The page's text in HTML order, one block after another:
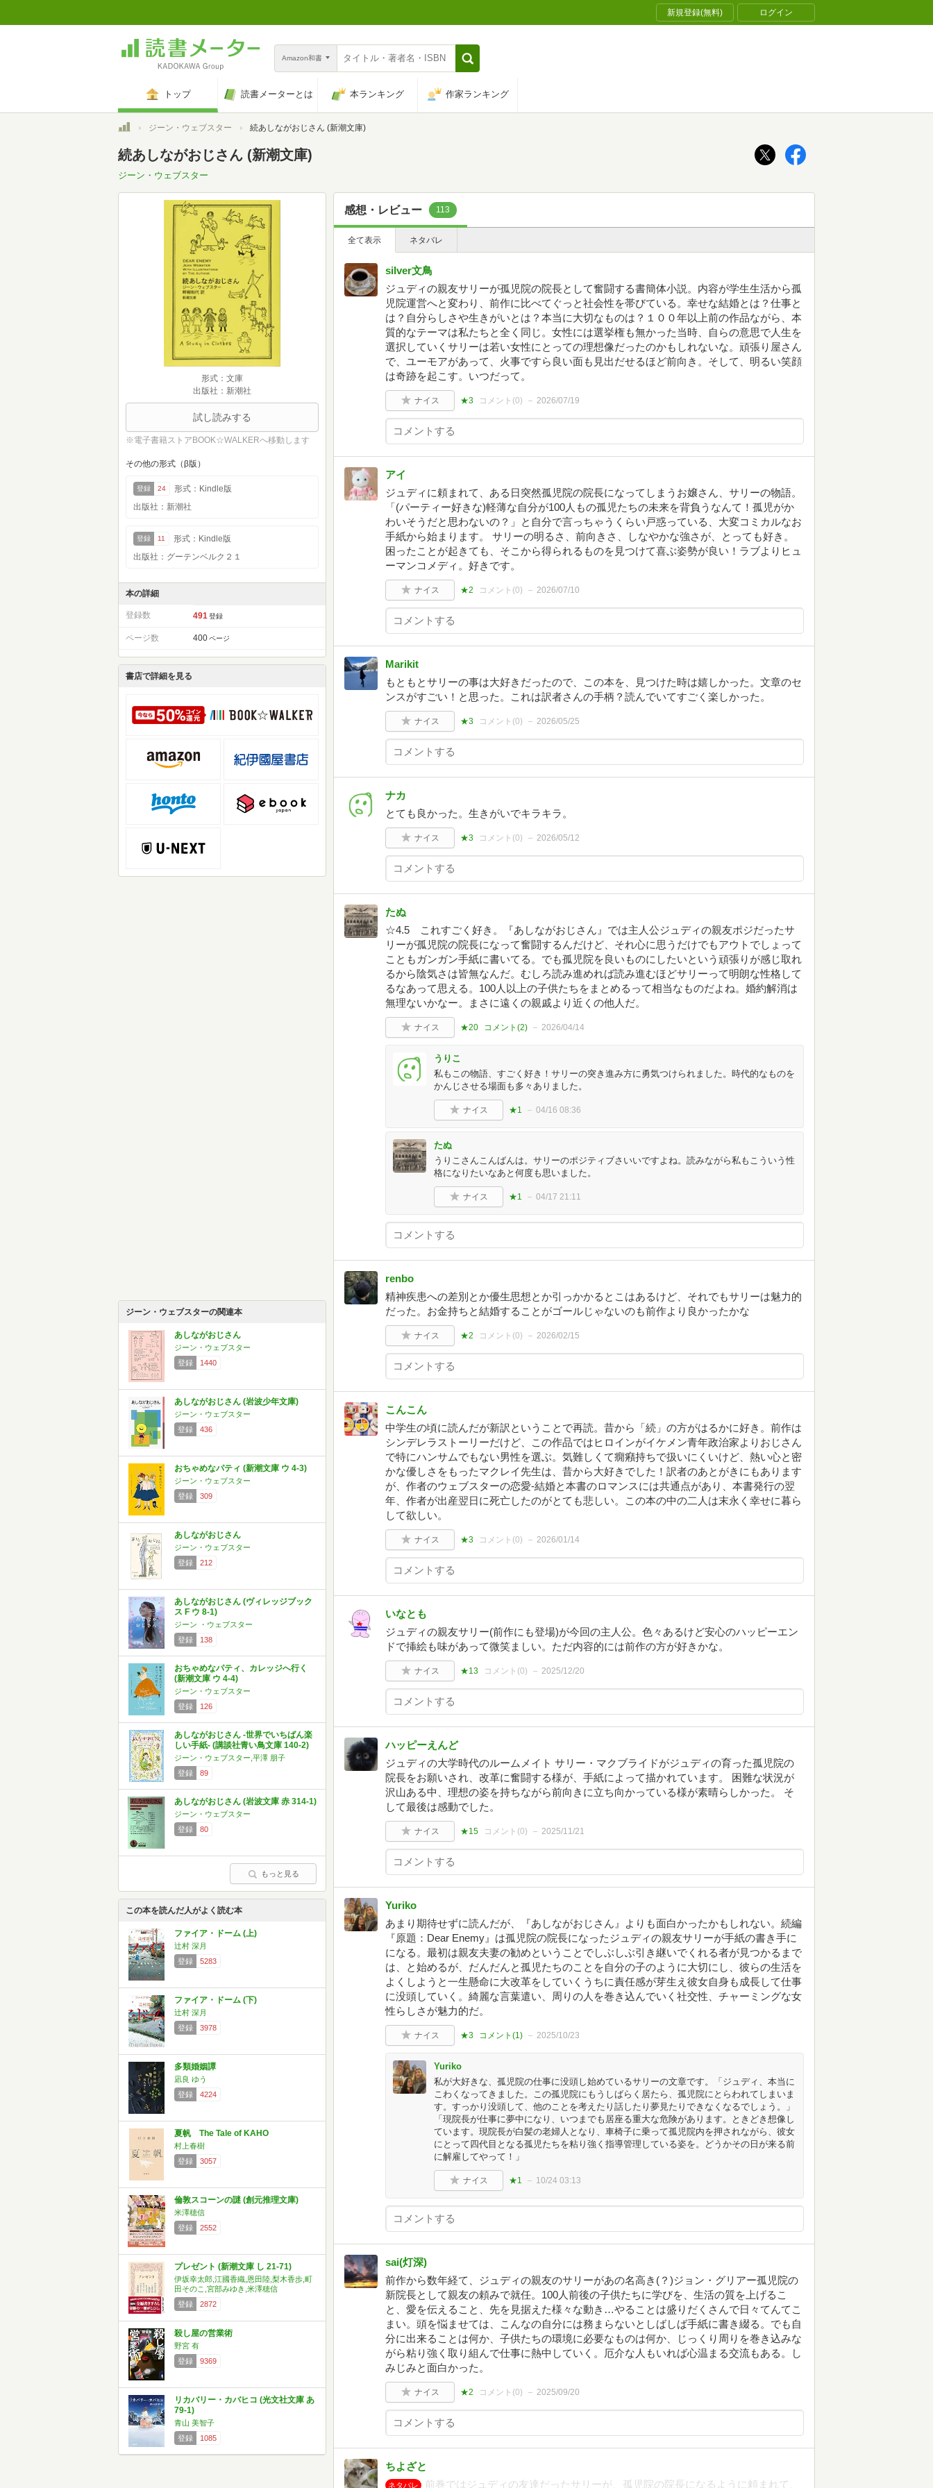
新規登録(無料) ログイン
Amazon和書
トップ 読書メーターとは 本ランキング 作家ランキング
トップジーン・ウェブスター 続あしながおじさん (新潮文庫)
続あしながおじさん (新潮文庫)
ジーン・ウェブスター
形式：文庫
出版社：新潮社
試し読みする
※電子書籍ストアBOOK☆WALKERへ移動します
その他の形式（β版）
登録 24
形式：Kindle版
出版社：新潮社
登録 11
形式：Kindle版
出版社：グーテンベルク２１
本の詳細
登録数 491 登録
ページ数 400 ページ
書店で詳細を見る
ジーン・ウェブスターの関連本
あしながおじさん
ジーン・ウェブスター
登録
1440
あしながおじさん (岩波少年文庫)
ジーン・ウェブスター
登録
436
おちゃめなパティ (新潮文庫 ウ 4-3)
ジーン・ウェブスター
登録
309
あしながおじさん
ジーン・ウェブスター
登録
212
あしながおじさん (ヴィレッジブック
ス F ウ 8-1)
ジーン ・ウェブスター
登録
138
おちゃめなパティ、カレッジへ行く
(新潮文庫 ウ 4-4)
ジーン・ウェブスター
登録
126
あしながおじさん -世界でいちばん楽
しい手紙- (講談社青い鳥文庫 140-2)
ジーン・ウェブスター,平澤 朋子
登録
89
あしながおじさん (岩波文庫 赤 314-1)
ジーン・ウェブスター
登録
80
もっと見る
この本を読んだ人がよく読む本
ファイア・ドーム (上)
辻村 深月
登録
5283
ファイア・ドーム (下)
辻村 深月
登録
3978
多類婚姻譚
凪良 ゆう
登録
4224
夏帆 The Tale of KAHO
村上春樹
登録
3057
倫敦スコーンの謎 (創元推理文庫)
米澤穂信
登録
2552
プレゼント (新潮文庫 し 21-71)
伊坂幸太郎,江國香織,恩田陸,梨木香歩,町
田そのこ,宮部みゆき,米澤穂信
登録
2872
殺し屋の営業術
野宮 有
登録
9369
リカバリー・カバヒコ (光文社文庫 あ
79-1)
青山 美智子
登録
1085
感想・レビュー 113
全て表示 ネタバレ
silver文鳥
ジュディの親友サリーが孤児院の院長として奮闘する書簡体小説。内容が学生生活から孤
児院運営へと変わり、前作に比べてぐっと社会性を帯びている。幸せな結婚とは？仕事と
は？自分らしさや生きがいとは？本当に大切なものは？１００年以上前の作品ながら、本
質的なテーマは私たちと全く同じ。女性には選挙権も無かった当時、自らの意思で人生を
選択していくサリーは若い女性にとっての理想像だったのかもしれないな。頑張り屋さん
で、ユーモアがあって、火事ですら良い面も見出だせるほど前向き。そして、明るい笑顔
は奇跡を起こす。いつだって。
ナイス ★3 コメント(0) 2026/07/19
アイ
ジュディに頼まれて、ある日突然孤児院の院長になってしまうお嬢さん、サリーの物語。
「(パーティー好きな)軽薄な自分が100人もの孤児たちの未来を背負うなんて！孤児がか
わいそうだと思わないの？」と自分で言っちゃうくらい戸惑っている、大変コミカルなお
手紙から始まります。 サリーの明るさ、前向きさ、しなやかな強さが、とっても好き。
困ったことが起きても、そこから得られるものを見つけて喜ぶ姿勢が良い！ラブよりヒュ
ーマンコメディ。好きです。
ナイス ★2 コメント(0) 2026/07/10
Marikit
もともとサリーの事は大好きだったので、この本を、見つけた時は嬉しかった。文章のセ
ンスがすごい！と思った。これは訳者さんの手柄？読んでいてすごく楽しかった。
ナイス ★3 コメント(0) 2026/05/25
ナカ
とても良かった。生きがいでキラキラ。
ナイス ★3 コメント(0) 2026/05/12
たぬ
☆4.5 これすごく好き。『あしながおじさん』では主人公ジュディの親友ポジだったサ
リーが孤児院の院長になって奮闘するんだけど、それ心に思うだけでもアウトでしょって
こともガンガン手紙に書いてる。でも孤児院を良いものにしたいという頑張りが感じ取れ
るから陰気さは皆無なんだ。むしろ読み進めれば読み進むほどサリーって明朗な性格して
るなあって思える。100人以上の子供たちをまとめるって相当なものだよね。婚約解消は
無理ないかなー。まさに遠くの親戚より近くの他人だ。
ナイス ★20 コメント(2) 2026/04/14
うりこ
私もこの物語、すごく好き！サリーの突き進み方に勇気つけられました。時代的なものを
かんじさせる場面も多々ありました。
ナイス ★1 04/16 08:36
たぬ
うりこさんこんばんは。サリーのポジティブさいいですよね。読みながら私もこういう性
格になりたいなあと何度も思いました。
ナイス ★1 04/17 21:11
renbo
精神疾患への差別とか優生思想とか引っかかるとこはあるけど、それでもサリーは魅力的
だった。お金持ちと結婚することがゴールじゃないのも前作より良かったかな
ナイス ★2 コメント(0) 2026/02/15
こんこん
中学生の頃に読んだが新訳ということで再読。昔から「続」の方がはるかに好き。前作は
シンデレラストーリーだけど、この作品ではヒロインがイケメン青年政治家よりおじさん
で特にハンサムでもない男性を選ぶ。気難しくて癇癪持ちで扱いにくいけど、熱い心と密
かな優しさをもったマクレイ先生は、昔から大好きでした！訳者のあとがきにもあります
が、作者のウェブスターの恋愛-結婚と本書のロマンスには共通点があり、本書発行の翌
年、作者が出産翌日に死亡したのがとても悲しい。この本の中の二人は末永く幸せに暮ら
して欲しい。
ナイス ★3 コメント(0) 2026/01/14
いなとも
ジュディの親友サリー(前作にも登場)が今回の主人公。色々あるけど安心のハッピーエン
ドで挿絵も味があって微笑ましい。ただ内容的には前作の方が好きかな。
ナイス ★13 コメント(0) 2025/12/20
ハッピーえんど
ジュディの大学時代のルームメイト サリー・マクブライドがジュディの育った孤児院の
院長をお願いされ、改革に奮闘する様が、手紙によって描かれています。 困難な状況が
沢山ある中、理想の姿を持ちながら前向きに立ち向かっている様が素晴らしかった。 そ
して最後は感動でした。
ナイス ★15 コメント(0) 2025/11/21
Yuriko
あまり期待せずに読んだが、『あしながおじさん』よりも面白かったかもしれない。続編
『原題：Dear Enemy』は孤児院の院長になったジュディの親友サリーが手紙の書き手に
になる。最初は親友夫妻の勧めということでしぶしぶ引き継いでくれる者が見つかるまで
は、と始めるが、だんだんと孤児たちのことを自分の子のように大切にし、彼らの生活を
よくしようと一生懸命に大改革をしていくうちに責任感が芽生え彼女自身も成長して仕事
に没頭していく。綺麗な言葉遣い、周りの人を巻き込んでいく社交性、チャーミングな女
性らしさが魅力的だ。
ナイス ★3 コメント(1) 2025/10/23
Yuriko
私が大好きな、孤児院の仕事に没頭し始めているサリーの文章です。「ジュディ、本当に
こわくなってきました。この孤児院にもうしばらく居たら、孤児院にとらわれてしまいま
す。すっかり没頭して、他のことを考えたり話したり夢見たりできなくなるでしょう。」
「現院長が仕事に夢中になり、いつまでも居座る重大な危険があります。ときどき想像し
ています。現院長が白髪の老婦人となり、車椅子に乗って孤児院内を押されながら、彼女
にとって四代目となる孤児たちを粘り強く指導管理している姿を。どうかその日が来る前
に解雇してやって！」
ナイス ★1 10/24 03:13
sai(灯深)
前作から数年経て、ジュディの親友のサリーがあの名高き(？)ジョン・グリアー孤児院の
新院長として親友の頼みで就任。100人前後の子供たちに学びを、生活の質を上げるこ
と、愛を伝えること、先を見据えた様々な動き…やることは盛りだくさんで日々てんてこ
まい。頭を悩ませては、こんなの自分には務まらないとしばしば手紙に書き綴る。でも自
分に出来ることは何か、子供たちの環境に必要なものは何か、じっくり周りを巻き込みな
がら粘り強く取り組んで仕事に熱中していく。厄介な人もいれば心温まる交流もある。し
みじみと面白かった。
ナイス ★2 コメント(0) 2025/09/20
ちよざと
ネタバレ 前巻ではジュディの友達だったサリーが、孤児院の院長になるように頼まれて、